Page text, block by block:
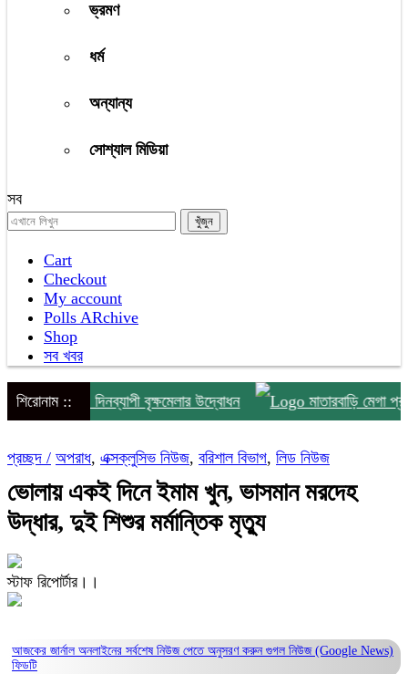
ভ্রমণ
ধর্ম
অন্যান্য
সোশ্যাল মিডিয়া
সব
Cart
Checkout
My account
Polls ARchive
Shop
সব খবর
শিরোনাম ::
৩ দিনব্যাপী বৃক্ষমেলার উদ্বোধন মাতারবাড়ি মেগা প্রকল্প
প্রচ্ছদ / অপরাধ, এক্সক্লুসিভ নিউজ, বরিশাল বিভাগ, লিড নিউজ
ভোলায় একই দিনে ইমাম খুন, ভাসমান মরদেহ
উদ্ধার, দুই শিশুর মর্মান্তিক মৃত্যু
স্টাফ রিপোর্টার।।
আজকের জার্নাল অনলাইনের সর্বশেষ নিউজ পেতে অনুসরণ করুন গুগল নিউজ (Google News)
ফিডটি